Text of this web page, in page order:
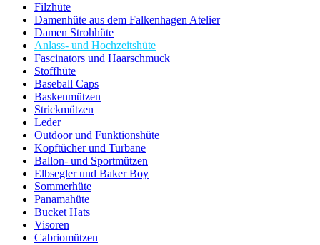
Filzhüte
Damenhüte aus dem Falkenhagen Atelier
Damen Strohhüte
Anlass- und Hochzeitshüte
Fascinators und Haarschmuck
Stoffhüte
Baseball Caps
Baskenmützen
Strickmützen
Leder
Outdoor und Funktionshüte
Kopftücher und Turbane
Ballon- und Sportmützen
Elbsegler und Baker Boy
Sommerhüte
Panamahüte
Bucket Hats
Visoren
Cabriomützen